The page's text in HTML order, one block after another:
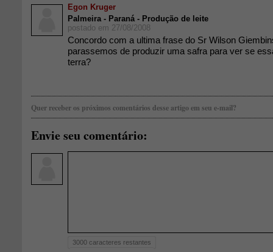
Egon Kruger
Palmeira - Paraná - Produção de leite
postado em 27/08/2008
Concordo com a ultima frase do Sr Wilson
parassemos de produzir uma safra para ver se
terra?
Quer receber os próximos comentários desse artigo em seu e-mail?
Envie seu comentário:
3000 caracteres restantes